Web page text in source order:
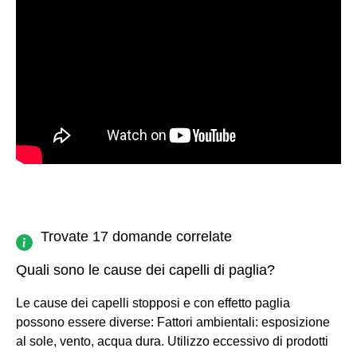
Trovate 17 domande correlate
Quali sono le cause dei capelli di paglia?
Le cause dei capelli stopposi e con effetto paglia
possono essere diverse: Fattori ambientali: esposizione
al sole, vento, acqua dura. Utilizzo eccessivo di prodotti